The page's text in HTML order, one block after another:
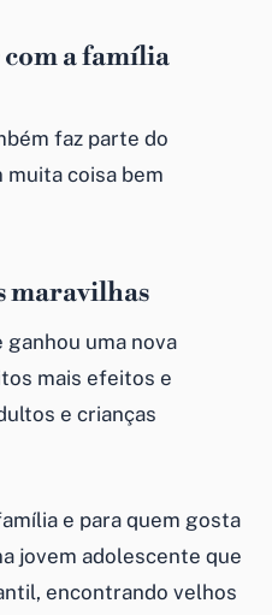
a família
faz parte do
coisa bem
maravilhas
ganhou uma nova
mais efeitos e
e crianças
e para quem gosta
jovem adolescente que
encontrando velhos